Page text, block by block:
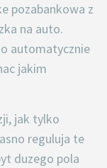
pozabankowa z
na auto.
automatycznie
jakim
jak tylko
reguluja te
duzego pola